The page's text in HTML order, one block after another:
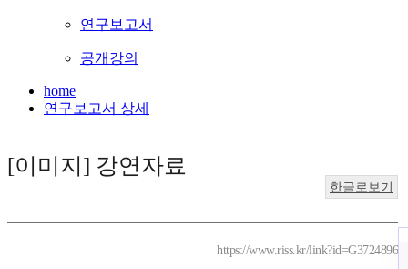
연구보고서
공개강의
home
연구보고서 상세
[이미지] 강연자료
한글로보기
https://www.riss.kr/link?id=G3724896